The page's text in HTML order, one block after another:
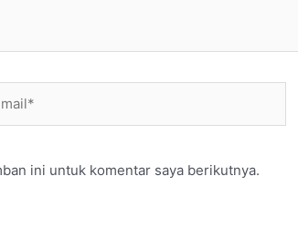
ini untuk komentar saya berikutnya.